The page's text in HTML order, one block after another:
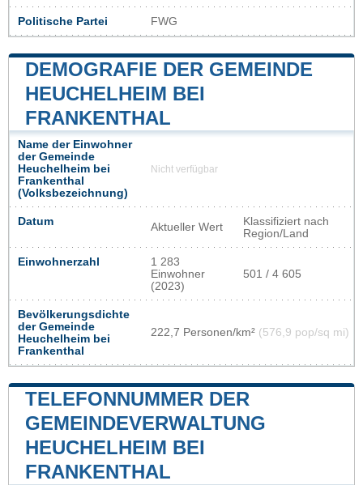
Politische Partei FWG
DEMOGRAFIE DER GEMEINDE
HEUCHELHEIM BEI
FRANKENTHAL
Name der Einwohner
der Gemeinde
Heuchelheim bei
Frankenthal
(Volksbezeichnung)
Nicht verfügbar
Datum Aktueller Wert
Klassifiziert nach
Region/Land
Einwohnerzahl
1 283
Einwohner
(2023)
501 / 4 605
Bevölkerungsdichte
der Gemeinde
Heuchelheim bei
Frankenthal
222,7 Personen/km² (576,9 pop/sq mi)
TELEFONNUMMER DER
GEMEINDEVERWALTUNG
HEUCHELHEIM BEI
FRANKENTHAL